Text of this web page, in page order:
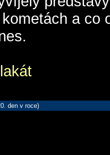
a co
den v roce)